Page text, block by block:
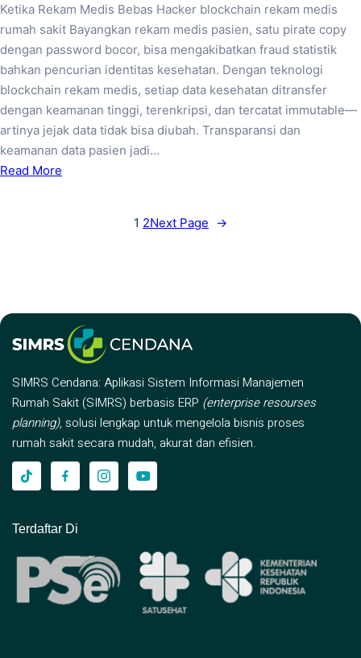
Ketika Rekam Medis Bebas Hacker blockchain rekam medis
rumah sakit Bayangkan rekam medis pasien, satu pirate copy
dengan password bocor, bisa mengakibatkan fraud statistik
bahkan pencurian identitas kesehatan. Dengan teknologi
blockchain rekam medis, setiap data kesehatan ditransfer
dengan keamanan tinggi, terenkripsi, dan tercatat immutable—
artinya jejak data tidak bisa diubah. Transparansi dan
keamanan data pasien jadi…
Read More
1 2Next Page →
SIMRS Cendana: Aplikasi Sistem Informasi Manajemen
Rumah Sakit (SIMRS) berbasis ERP (enterprise resourses
planning), solusi lengkap untuk mengelola bisnis proses
rumah sakit secara mudah, akurat dan efisien.
Terdaftar Di